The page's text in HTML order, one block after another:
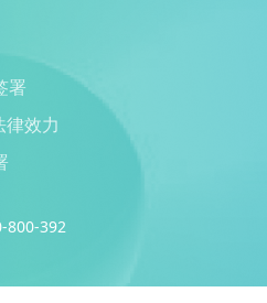
署
律效力
800-392